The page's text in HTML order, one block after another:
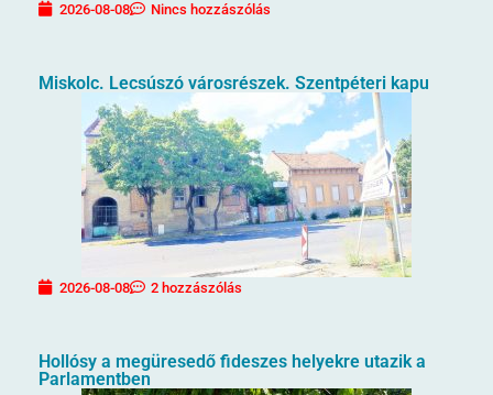
2026-08-08 Nincs hozzászólás
Miskolc. Lecsúszó városrészek. Szentpéteri kapu
2026-08-08 2 hozzászólás
Hollósy a megüresedő fideszes helyekre utazik a
Parlamentben